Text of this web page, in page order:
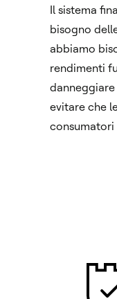
Il sistema
bisogno
abbiamo
rendimenti
evitare che
consumatori